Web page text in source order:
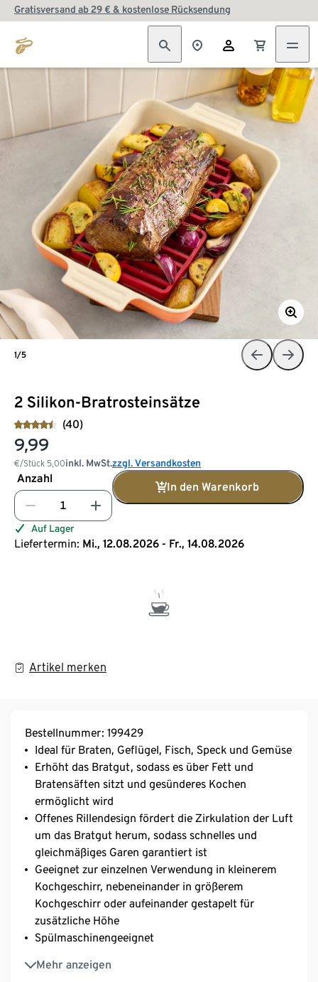
Gratisversand ab 29 € & kostenlose Rücksendung
2 Silikon-Bratrosteinsätze
(40)
9,99
€/Stück 5,00inkl. MwSt.zzgl. Versandkosten
Anzahl
In den Warenkorb
Auf Lager
Liefertermin: Mi., 12.08.2026 - Fr., 14.08.2026
Artikel merken
1/5
Bestellnummer: 199429
Ideal für Braten, Geflügel, Fisch, Speck und Gemüse
Erhöht das Bratgut, sodass es über Fett und
Bratensäften sitzt und gesünderes Kochen
ermöglicht wird
Offenes Rillendesign fördert die Zirkulation der Luft
um das Bratgut herum, sodass schnelles und
gleichmäßiges Garen garantiert ist
Geeignet zur einzelnen Verwendung in kleinerem
Kochgeschirr, nebeneinander in größerem
Kochgeschirr oder aufeinander gestapelt für
zusätzliche Höhe
Spülmaschinengeeignet
Mehr anzeigen
Verhindert Anbrennen des Bratguts
Für verschiedene Lebensmittelarten und -größen